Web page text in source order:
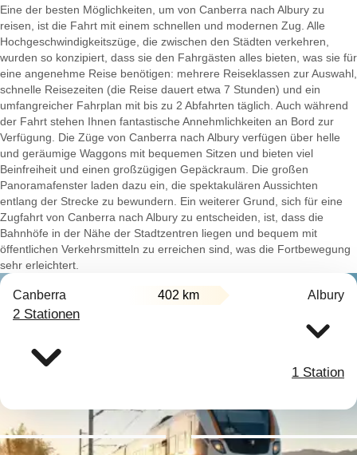
Eine der besten Möglichkeiten, um von Canberra nach Albury zu
reisen, ist die Fahrt mit einem schnellen und modernen Zug. Alle
Hochgeschwindigkeitszüge, die zwischen den Städten verkehren,
wurden so konzipiert, dass sie den Fahrgästen alles bieten, was sie für
eine angenehme Reise benötigen: mehrere Reiseklassen zur Auswahl,
schnelle Reisezeiten (die Reise dauert etwa 7 Stunden) und ein
umfangreicher Fahrplan mit bis zu 2 Abfahrten täglich. Auch während
der Fahrt stehen Ihnen fantastische Annehmlichkeiten an Bord zur
Verfügung. Die Züge von Canberra nach Albury verfügen über helle
und geräumige Waggons mit bequemen Sitzen und bieten viel
Beinfreiheit und einen großzügigen Gepäckraum. Die großen
Panoramafenster laden dazu ein, die spektakulären Aussichten
entlang der Strecke zu bewundern. Ein weiterer Grund, sich für eine
Zugfahrt von Canberra nach Albury zu entscheiden, ist, dass die
Bahnhöfe in der Nähe der Stadtzentren liegen und bequem mit
öffentlichen Verkehrsmitteln zu erreichen sind, was die Fortbewegung
sehr erleichtert.
Canberra 402 km Albury
2 Stationen
1 Station